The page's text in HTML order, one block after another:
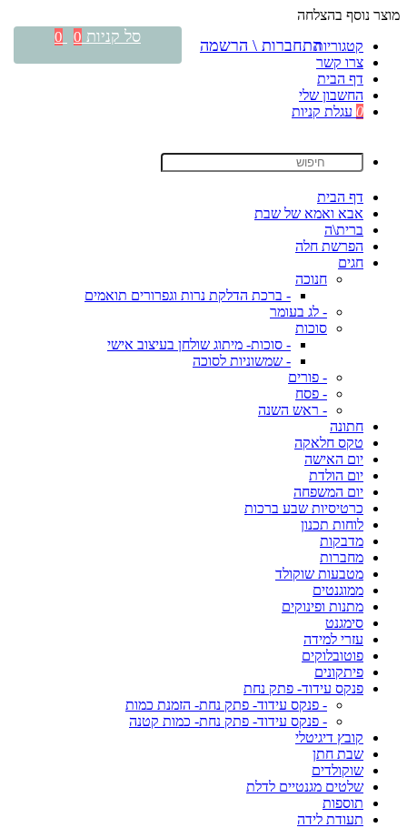
מוצר נוסף בהצלחה
קטגוריות
צרו קשר
דף הבית
החשבון שלי
0 עגלת קניות
דף הבית
אבא ואמא של שבת
ברית\ה
הפרשת חלה
חגים
חנוכה
- ברכת הדלקת נרות וגפרורים תואמים
- לג בעומר
סוכות
- סוכות- מיתוג שולחן בעיצוב אישי
- שמשוניות לסוכה
- פורים
- פסח
- ראש השנה
חתונה
טקס חלאקה
יום האישה
יום הולדת
יום המשפחה
כרטיסיות שבע ברכות
לוחות תכנון
מדבקות
מחברות
מטבעות שוקולד
ממוגנטים
מתנות ופינוקים
סימגנט
עזרי למידה
פוטובלוקים
פיתקונים
פנקס עידוד- פתק נחת
- פנקס עידוד- פתק נחת- הזמנת כמות
- פנקס עידוד- פתק נחת- כמות קטנה
קובץ דיגיטלי
שבת חתן
שוקולדים
שלטים מגנטיים לדלת
תוספות
תעודת לידה
התחברות \ הרשמה סל קניות 0
0